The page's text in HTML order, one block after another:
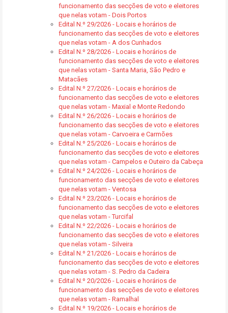
funcionamento das secções de voto e eleitores
que nelas votam - Dois Portos
Edital N.º 29/2026 - Locais e horários de
funcionamento das secções de voto e eleitores
que nelas votam - A dos Cunhados
Edital N.º 28/2026 - Locais e horários de
funcionamento das secções de voto e eleitores
que nelas votam - Santa Maria, São Pedro e
Matacães
Edital N.º 27/2026 - Locais e horários de
funcionamento das secções de voto e eleitores
que nelas votam - Maxial e Monte Redondo
Edital N.º 26/2026 - Locais e horários de
funcionamento das secções de voto e eleitores
que nelas votam - Carvoeira e Carmões
Edital N.º 25/2026 - Locais e horários de
funcionamento das secções de voto e eleitores
que nelas votam - Campelos e Outeiro da Cabeça
Edital N.º 24/2026 - Locais e horários de
funcionamento das secções de voto e eleitores
que nelas votam - Ventosa
Edital N.º 23/2026 - Locais e horários de
funcionamento das secções de voto e eleitores
que nelas votam - Turcifal
Edital N.º 22/2026 - Locais e horários de
funcionamento das secções de voto e eleitores
que nelas votam - Silveira
Edital N.º 21/2026 - Locais e horários de
funcionamento das secções de voto e eleitores
que nelas votam - S. Pedro da Cadeira
Edital N.º 20/2026 - Locais e horários de
funcionamento das secções de voto e eleitores
que nelas votam - Ramalhal
Edital N.º 19/2026 - Locais e horários de